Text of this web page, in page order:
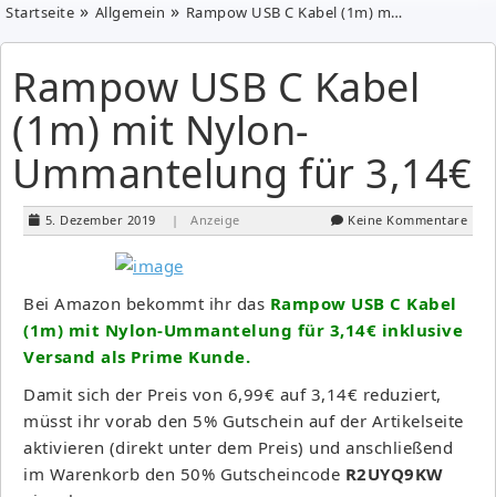
Startseite Allgemein Rampow USB C Kabel (1m) mit Nylon-Ummantelung für 3,14€
Rampow USB C Kabel
(1m) mit Nylon-
Ummantelung für 3,14€
5. Dezember 2019 | Anzeige Keine Kommentare
Bei Amazon bekommt ihr das Rampow USB C Kabel
(1m) mit Nylon-Ummantelung für 3,14€ inklusive
Versand als Prime Kunde.
Damit sich der Preis von 6,99€ auf 3,14€ reduziert,
müsst ihr vorab den 5% Gutschein auf der Artikelseite
aktivieren (direkt unter dem Preis) und anschließend
im Warenkorb den 50% Gutscheincode R2UYQ9KW